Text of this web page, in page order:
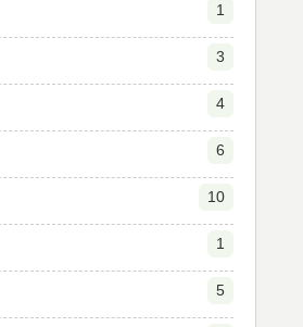
1
3
4
6
10
1
5